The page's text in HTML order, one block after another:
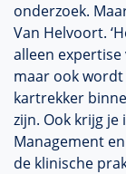
onderzoek.
Van Helvoort.
alleen
maar ook
kartrekker
zijn. Ook krijg
Management
de klinische